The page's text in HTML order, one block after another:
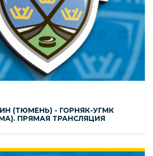
(ТЮМЕНЬ) - ГОРНЯК-УГМК
ПРЯМАЯ ТРАНСЛЯЦИЯ